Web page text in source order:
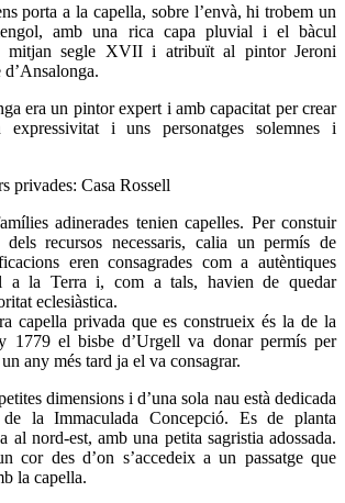
porta a la capella, sobre l’envà, hi trobem un
amb una rica capa pluvial i el bàcul
mitjan segle XVII i atribuït al pintor Jeroni
d’Ansalonga.
era un pintor expert i amb capacitat per crear
expressivitat i uns personatges solemnes i
privades: Casa Rossell
adinerades tenien capelles. Per constuir
recursos necessaris, calia un permís de
eren consagrades com a autèntiques
a la Terra i, com a tals, havien de quedar
eclesiàstica.
capella privada que es construeix és la de la
1779 el bisbe d’Urgell va donar permís per
any més tard ja el va consagrar.
dimensions i d’una sola nau està dedicada
la Immaculada Concepció. Es de planta
al nord-est, amb una petita sagristia adossada.
cor des d’on s’accedeix a un passatge que
la capella.